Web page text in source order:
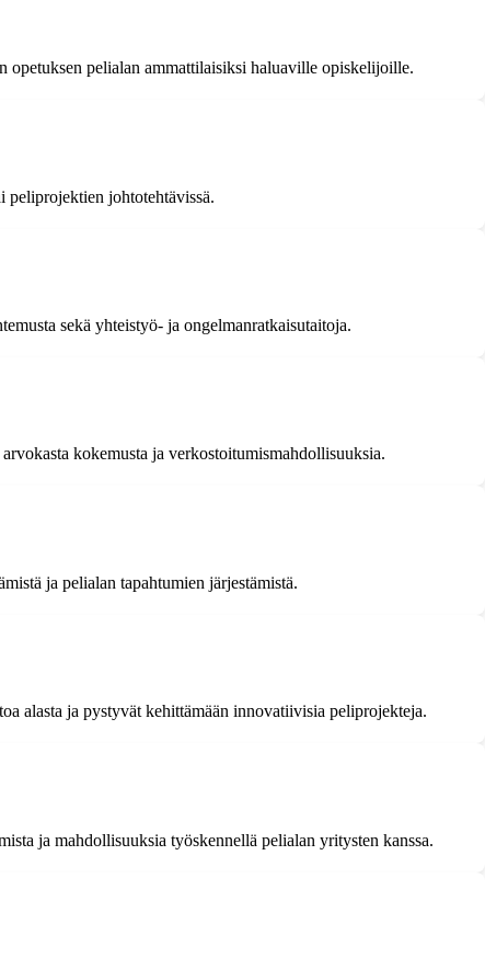
opetuksen pelialan ammattilaisiksi haluaville opiskelijoille.
peliprojektien johtotehtävissä.
sekä yhteistyö- ja ongelmanratkaisutaitoja.
kokemusta ja verkostoitumismahdollisuuksia.
ja pelialan tapahtumien järjestämistä.
alasta ja pystyvät kehittämään innovatiivisia peliprojekteja.
ja mahdollisuuksia työskennellä pelialan yritysten kanssa.